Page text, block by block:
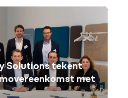
Solutions tekent
met